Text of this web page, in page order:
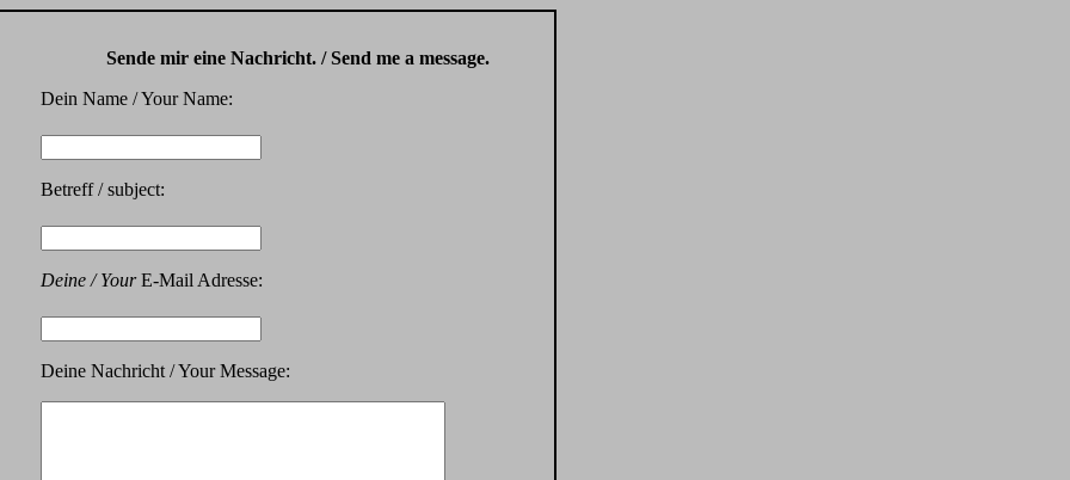
Sende mir eine Nachricht. / Send me a message.
Dein Name / Your Name:
Betreff / subject:
Deine / YourE-Mail Adresse:
Deine Nachricht / Your Message: